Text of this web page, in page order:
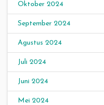
Oktober 2024
September 2024
Agustus 2024
Juli 2024
Juni 2024
Mei 2024